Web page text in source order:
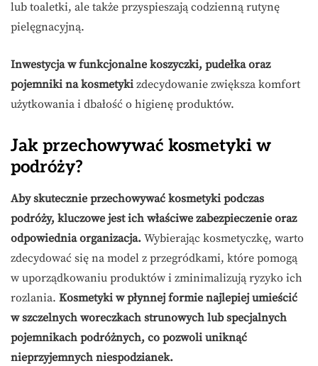
lub toaletki, ale także przyspieszają codzienną rutynę
pielęgnacyjną.
Inwestycja w funkcjonalne koszyczki, pudełka oraz
pojemniki na kosmetyki zdecydowanie zwiększa komfort
użytkowania i dbałość o higienę produktów.
Jak przechowywać kosmetyki w
podróży?
Aby skutecznie przechowywać kosmetyki podczas
podróży, kluczowe jest ich właściwe zabezpieczenie oraz
odpowiednia organizacja. Wybierając kosmetyczkę, warto
zdecydować się na model z przegródkami, które pomogą
w uporządkowaniu produktów i zminimalizują ryzyko ich
rozlania. Kosmetyki w płynnej formie najlepiej umieścić
w szczelnych woreczkach strunowych lub specjalnych
pojemnikach podróżnych, co pozwoli uniknąć
nieprzyjemnych niespodzianek.